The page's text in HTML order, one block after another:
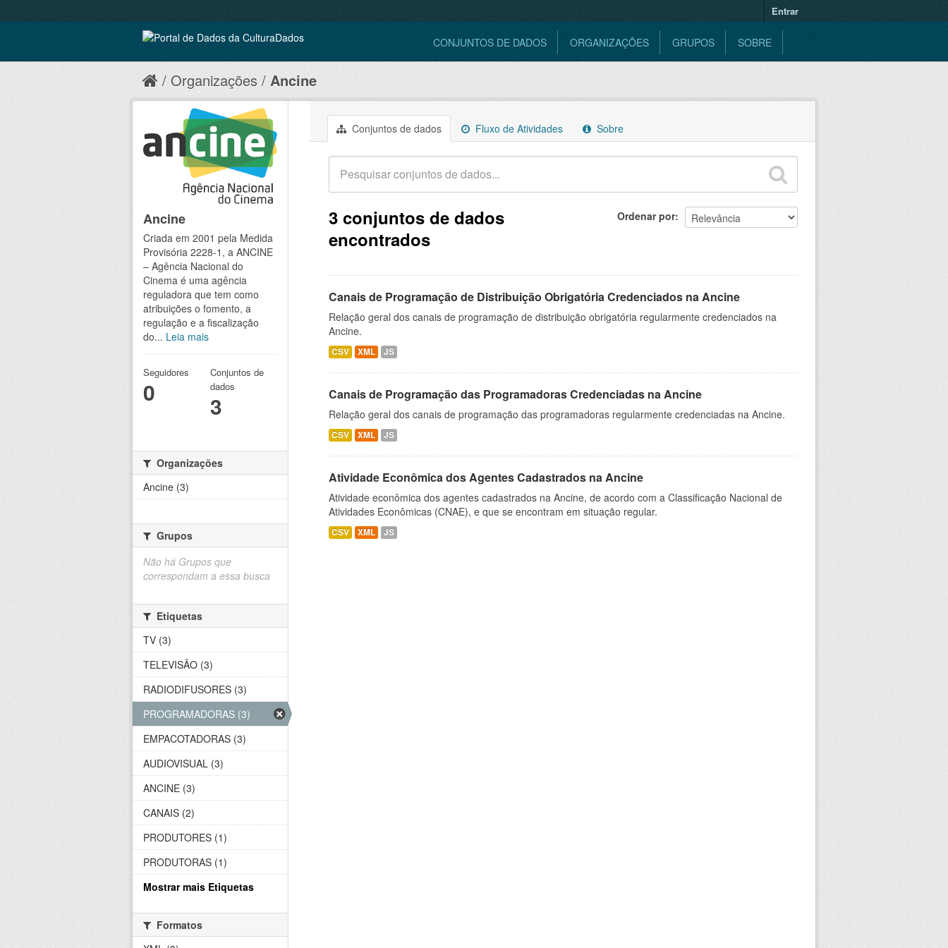
Entrar
CONJUNTOS DE DADOS ORGANIZAÇÕES GRUPOS SOBRE
Organizações Ancine
Conjuntos de dados Fluxo de Atividades Sobre
Ordenar por
3 conjuntos de dados
encontrados
Canais de Programação de Distribuição Obrigatória Credenciados na Ancine
Relação geral dos canais de programação de distribuição obrigatória regularmente credenciados na
Ancine.
CSV XML JS
Canais de Programação das Programadoras Credenciadas na Ancine
Relação geral dos canais de programação das programadoras regularmente credenciadas na Ancine.
CSV XML JS
Atividade Econômica dos Agentes Cadastrados na Ancine
Atividade econômica dos agentes cadastrados na Ancine, de acordo com a Classificação Nacional de
Atividades Econômicas (CNAE), e que se encontram em situação regular.
CSV XML JS
Ancine
Criada em 2001 pela Medida
Provisória 2228-1, a ANCINE
– Agência Nacional do
Cinema é uma agência
reguladora que tem como
atribuições o fomento, a
regulação e a fiscalização
do... Leia mais
Seguidores
0
Conjuntos de
dados
3
Organizações
Ancine (3)
Grupos
Não há Grupos que
correspondam a essa busca
Etiquetas
TV (3)
TELEVISÃO (3)
RADIODIFUSORES (3)
PROGRAMADORAS (3)
EMPACOTADORAS (3)
AUDIOVISUAL (3)
ANCINE (3)
CANAIS (2)
PRODUTORES (1)
PRODUTORAS (1)
Mostrar mais Etiquetas
Formatos